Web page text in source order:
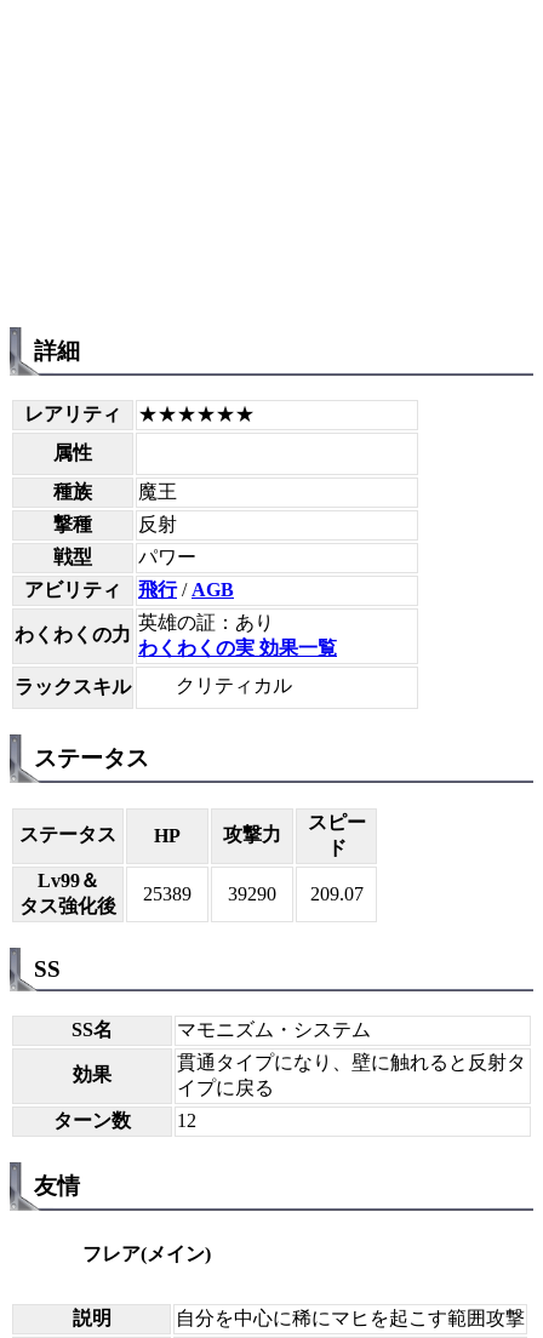
詳細
レアリティ
★★★★★★
属性
種族
魔王
撃種
反射
戦型
パワー
アビリティ
飛行/ AGB
わくわくの力
英雄の証：あり
わくわくの実 効果一覧
ラックスキル
クリティカル
ステータス
ステータス HP 攻撃力
スピー
ド
Lv99＆
タス強化後
25389 39290 209.07
SS
SS名 マモニズム・システム
効果
貫通タイプになり、壁に触れると反射タ
イプに戻る
ターン数
12
友情
フレア(メイン)
説明 自分を中心に稀にマヒを起こす範囲攻撃